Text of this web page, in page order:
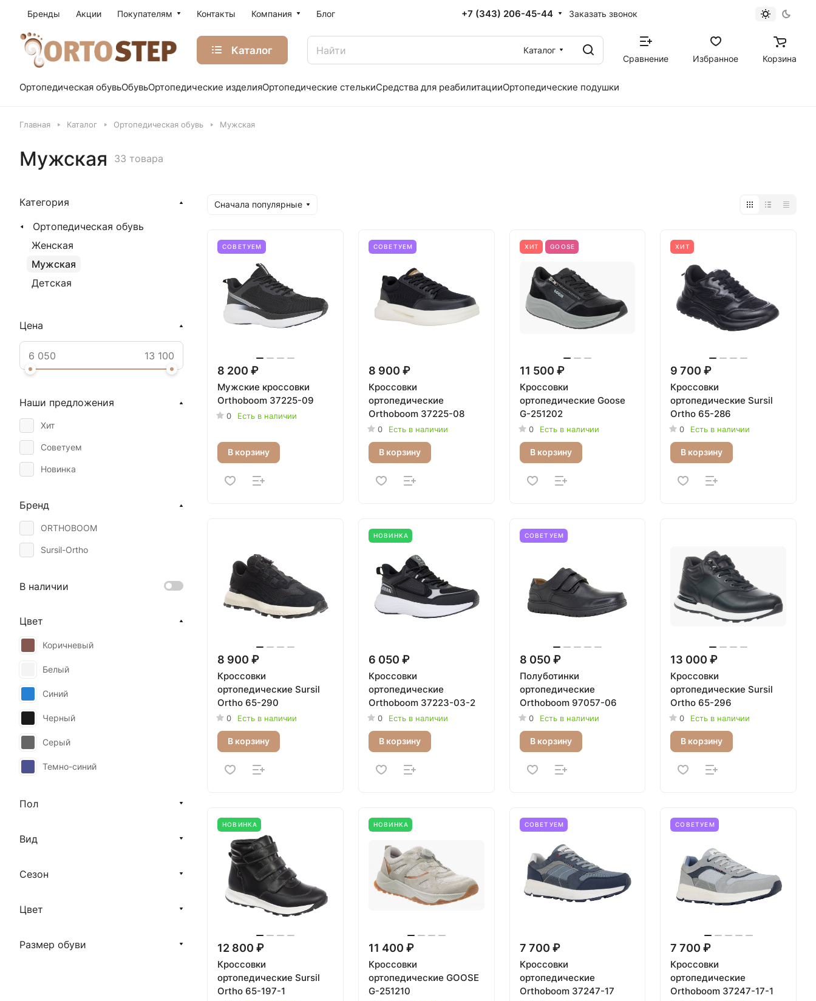
Бренды Акции Покупателям Контакты Компания Блог +7 (343) 206-45-44 Заказать звонок
Каталог
Каталог
Сравнение
Избранное Корзина
Ортопедическая обувьОбувьОртопедические изделияОртопедические стелькиСредства для реабилитацииОртопедические подушки
Главная Каталог Ортопедическая обувь Мужская
Мужская 33 товара
Сначала популярные
СОВЕТУЕМ
8 200 ₽
Мужские кроссовки
Orthoboom 37225-09
0 Есть в наличии
В корзину
СОВЕТУЕМ
8 900 ₽
Кроссовки
ортопедические
Orthoboom 37225-08
0 Есть в наличии
В корзину
ХИТ GOOSE
11 500 ₽
Кроссовки
ортопедические Goose
G-251202
0 Есть в наличии
В корзину
ХИТ
9 700 ₽
Кроссовки
ортопедические Sursil
Ortho 65-286
0 Есть в наличии
В корзину
8 900 ₽
Кроссовки
ортопедические Sursil
Ortho 65-290
0 Есть в наличии
В корзину
НОВИНКА
6 050 ₽
Кроссовки
ортопедические
Orthoboom 37223-03-2
0 Есть в наличии
В корзину
СОВЕТУЕМ
8 050 ₽
Полуботинки
ортопедические
Orthoboom 97057-06
0 Есть в наличии
В корзину
13 000 ₽
Кроссовки
ортопедические Sursil
Ortho 65-296
0 Есть в наличии
В корзину
НОВИНКА
12 800 ₽
Кроссовки
ортопедические Sursil
Ortho 65-197-1
НОВИНКА
11 400 ₽
Кроссовки
ортопедические GOOSE
G-251210
СОВЕТУЕМ
7 700 ₽
Кроссовки
ортопедические
Orthoboom 37247-17
СОВЕТУЕМ
7 700 ₽
Кроссовки
ортопедические
Orthoboom 37247-17-1
Категория
Ортопедическая обувь
Женская
Мужская
Детская
Цена
Наши предложения
Хит
Советуем
Новинка
Бренд
ORTHOBOOM
Sursil-Ortho
В наличии
Цвет
Коричневый
Белый
Синий
Черный
Серый
Темно-синий
Пол
Вид
Сезон
Цвет
Размер обуви